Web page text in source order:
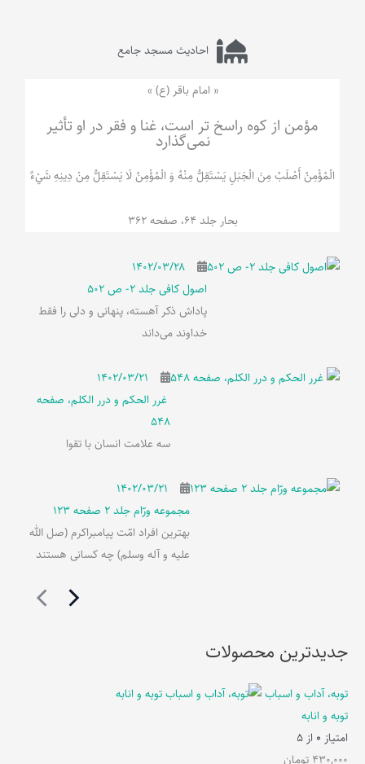
احادیث مسجد جامع
« امام باقر (ع) »
مؤمن از کوه راسخ تر است، غنا و فقر در او تأثیر
نمی‌گذارد
الْمُؤْمِنُ‌ أَصْلَبُ‌ مِنَ‌ الْجَبَلِ‌ یَسْتَقِلُّ مِنْهُ وَ الْمُؤْمِنُ لَا يَسْتَقِلُّ مِنْ دِينِهِ شَيْ‌ءٌ
بحار جلد 64، صفحه 362
۱۴۰۲/۰۳/۲۸
اصول کافی جلد 2- ص 502
پاداش ذکر آهسته، پنهانی و دلی را فقط
خداوند می‌داند
۱۴۰۲/۰۳/۲۱
غرر الحکم و درر الکلم، صفحه
548
سه علامت انسان با تقوا
۱۴۰۲/۰۳/۲۱
مجموعه ورّام جلد 2 صفحه 123
بهترین افراد امّت پیامبراکرم (صل الله
علیه و آله وسلم) چه کسانی هستند
جدیدترین محصولات
توبه، آداب و اسباب
توبه و انابه
امتیاز 0 از 5
430,000 تومان